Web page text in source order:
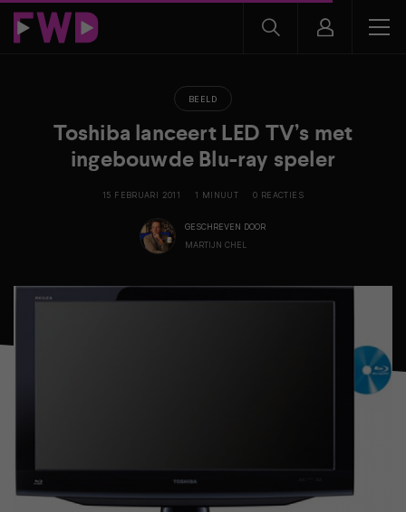
BEELD
Toshiba lanceert LED TV’s met
ingebouwde Blu-ray speler
15 FEBRUARI 2011 1 MINUUT 0 REACTIES
GESCHREVEN DOOR
MARTIJN CHEL